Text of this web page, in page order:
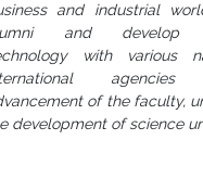
and industrial
and develop
with various
of the faculty,
development of science